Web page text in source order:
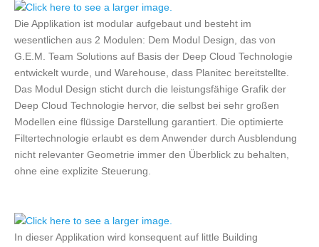
Die Applikation ist modular aufgebaut und besteht im
wesentlichen aus 2 Modulen: Dem Modul Design, das von
G.E.M. Team Solutions auf Basis der Deep Cloud Technologie
entwickelt wurde, und Warehouse, dass Planitec bereitstellte.
Das Modul Design sticht durch die leistungsfähige Grafik der
Deep Cloud Technologie hervor, die selbst bei sehr großen
Modellen eine flüssige Darstellung garantiert. Die optimierte
Filtertechnologie erlaubt es dem Anwender durch Ausblendung
nicht relevanter Geometrie immer den Überblick zu behalten,
ohne eine explizite Steuerung.
In dieser Applikation wird konsequent auf little Building